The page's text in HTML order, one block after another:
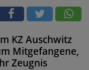
KZ Auschwitz
Mitgefangene,
Zeugnis